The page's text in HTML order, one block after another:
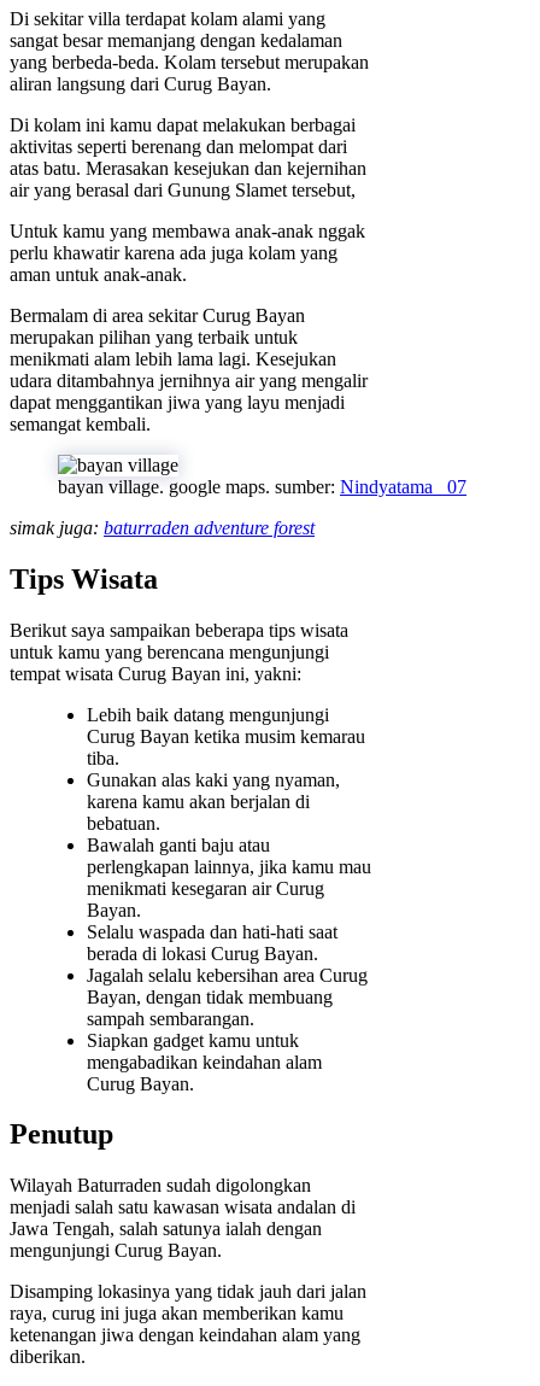
Di sekitar villa terdapat kolam alami yang
sangat besar memanjang dengan kedalaman
yang berbeda-beda. Kolam tersebut merupakan
aliran langsung dari Curug Bayan.
Di kolam ini kamu dapat melakukan berbagai
aktivitas seperti berenang dan melompat dari
atas batu. Merasakan kesejukan dan kejernihan
air yang berasal dari Gunung Slamet tersebut,
Untuk kamu yang membawa anak-anak nggak
perlu khawatir karena ada juga kolam yang
aman untuk anak-anak.
Bermalam di area sekitar Curug Bayan
merupakan pilihan yang terbaik untuk
menikmati alam lebih lama lagi. Kesejukan
udara ditambahnya jernihnya air yang mengalir
dapat menggantikan jiwa yang layu menjadi
semangat kembali.
bayan village. google maps. sumber: Nindyatama _07
simak juga: baturraden adventure forest
Tips Wisata
Berikut saya sampaikan beberapa tips wisata
untuk kamu yang berencana mengunjungi
tempat wisata Curug Bayan ini, yakni:
Lebih baik datang mengunjungi
Curug Bayan ketika musim kemarau
tiba.
Gunakan alas kaki yang nyaman,
karena kamu akan berjalan di
bebatuan.
Bawalah ganti baju atau
perlengkapan lainnya, jika kamu mau
menikmati kesegaran air Curug
Bayan.
Selalu waspada dan hati-hati saat
berada di lokasi Curug Bayan.
Jagalah selalu kebersihan area Curug
Bayan, dengan tidak membuang
sampah sembarangan.
Siapkan gadget kamu untuk
mengabadikan keindahan alam
Curug Bayan.
Penutup
Wilayah Baturraden sudah digolongkan
menjadi salah satu kawasan wisata andalan di
Jawa Tengah, salah satunya ialah dengan
mengunjungi Curug Bayan.
Disamping lokasinya yang tidak jauh dari jalan
raya, curug ini juga akan memberikan kamu
ketenangan jiwa dengan keindahan alam yang
diberikan.